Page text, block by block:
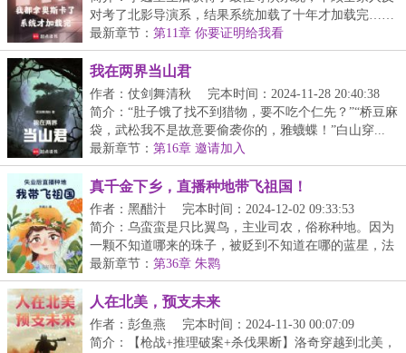
对考了北影导演系，结果系统加载了十年才加载完……
【...
最新章节： 第11章 你要证明给我看
我在两界当山君
作者：仗剑舞清秋
完本时间：2024-11-28 20:40:38
简介：“肚子饿了找不到猎物，要不吃个仁先？”“桥豆麻
袋，武松我不是故意要偷袭你的，雅蠛蝶！”白山穿...
最新章节： 第16章 邀请加入
真千金下乡，直播种地带飞祖国！
作者：黑醋汁
完本时间：2024-12-02 09:33:53
简介：乌蛮蛮是只比翼鸟，主业司农，俗称种地。因为
一颗不知道哪来的珠子，被贬到不知道在哪的蓝星，法
力...
最新章节： 第36章 朱鹮
人在北美，预支未来
作者：彭鱼燕
完本时间：2024-11-30 00:07:09
简介：【枪战+推理破案+杀伐果断】洛奇穿越到北美，